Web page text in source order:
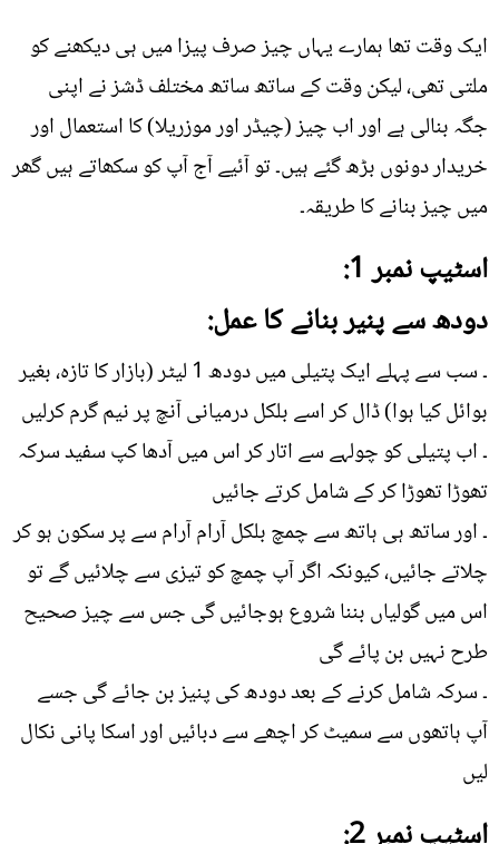
ایک وقت تھا ہمارے یہاں چیز صرف پیزا میں ہی دیکھنے کو
ملتی تھی، لیکن وقت کے ساتھ ساتھ مختلف ڈشز نے اپنی
جگہ بنالی ہے اور اب چیز (چیڈر اور موزریلا) کا استعمال اور
خریدار دونوں بڑھ گئے ہیں۔ تو آئیے آج آپ کو سکھاتے ہیں گھر
میں چیز بنانے کا طریقہ۔
اسٹیپ نمبر 1:
دودھ سے پنیر بنانے کا عمل:
۔ سب سے پہلے ایک پتیلی میں دودھ 1 لیٹر (بازار کا تازہ، بغیر
بوائل کیا ہوا) ڈال کر اسے بلکل درمیانی آنچ پر نیم گرم کرلیں
۔ اب پتیلی کو چولہے سے اتار کر اس میں آدھا کپ سفید سرکہ
تھوڑا تھوڑا کر کے شامل کرتے جائیں
۔ اور ساتھ ہی ہاتھ سے چمچ بلکل آرام آرام سے پر سکون ہو کر
چلاتے جائیں، کیونکہ اگر آپ چمچ کو تیزی سے چلائیں گے تو
اس میں گولیاں بننا شروع ہوجائیں گی جس سے چیز صحیح
طرح نہیں بن پائے گی
۔ سرکہ شامل کرنے کے بعد دودھ کی پنیز بن جائے گی جسے
آپ ہاتھوں سے سمیٹ کر اچھے سے دبائیں اور اسکا پانی نکال
لیں